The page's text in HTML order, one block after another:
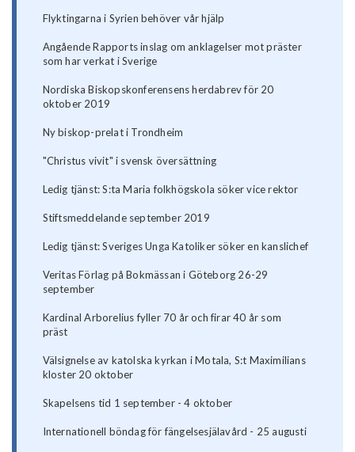
Flyktingarna i Syrien behöver vår hjälp
Angående Rapports inslag om anklagelser mot präster
som har verkat i Sverige
Nordiska Biskopskonferensens herdabrev för 20
oktober 2019
Ny biskop-prelat i Trondheim
"Christus vivit" i svensk översättning
Ledig tjänst: S:ta Maria folkhögskola söker vice rektor
Stiftsmeddelande september 2019
Ledig tjänst: Sveriges Unga Katoliker söker en kanslichef
Veritas Förlag på Bokmässan i Göteborg 26-29
september
Kardinal Arborelius fyller 70 år och firar 40 år som
präst
Välsignelse av katolska kyrkan i Motala, S:t Maximilians
kloster 20 oktober
Skapelsens tid 1 september - 4 oktober
Internationell böndag för fängelsesjälavård - 25 augusti